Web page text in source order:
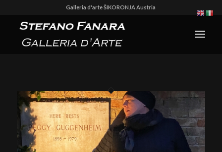
Galleria d'arte ŠIKORONJA Austria